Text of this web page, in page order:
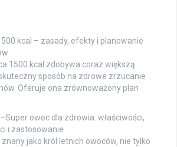
kcal – zasady, efekty i planowanie
1500 kcal zdobywa coraz większą
sposób na zdrowe zrzucanie
Oferuje ona zrównoważony plan
owoc dla zdrowia: właściwości,
i zastosowanie
jako król letnich owoców, nie tylko